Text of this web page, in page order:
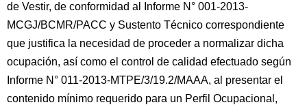
de Vestir, de conformidad al Informe N° 001-2013-
MCGJ/BCMR/PACC y Sustento Técnico correspondiente
que justifica la necesidad de proceder a normalizar dicha
ocupación, así como el control de calidad efectuado según
Informe N° 011-2013-MTPE/3/19.2/MAAA, al presentar el
contenido mínimo requerido para un Perfil Ocupacional,